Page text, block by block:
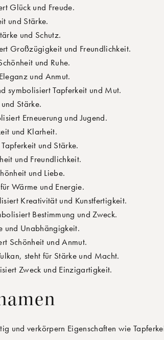
Glück und Freude.
und Stärke.
und Schutz.
Großzügigkeit und Freundlichkeit.
und Ruhe.
und Anmut.
symbolisiert Tapferkeit und Mut.
Stärke.
Erneuerung und Jugend.
und Klarheit.
und Stärke.
und Freundlichkeit.
und Liebe.
Wärme und Energie.
Kreativität und Kunstfertigkeit.
Bestimmung und Zweck.
und Unabhängigkeit.
Schönheit und Anmut.
steht für Stärke und Macht.
Zweck und Einzigartigkeit.
und verkörpern Eigenschaften wie